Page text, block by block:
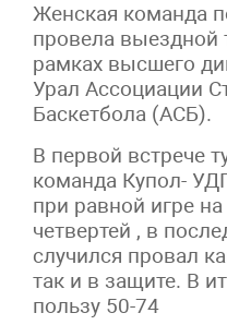
Женская команда
провела выездной
рамках высшего
Урал Ассоциации
Баскетбола (АСБ).
В первой встрече
команда Купол-
при равной игре
четвертей , в
случился провал
так и в защите. В
пользу 50-74